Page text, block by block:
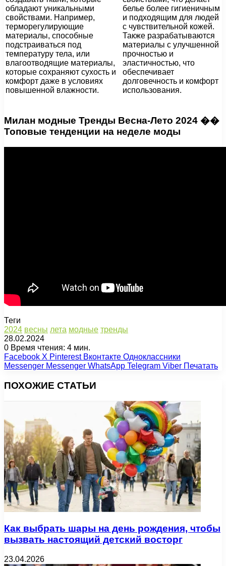
обладают уникальными
свойствами. Например,
терморегулирующие
материалы, способные
подстраиваться под
температуру тела, или
влагоотводящие материалы,
которые сохраняют сухость и
комфорт даже в условиях
повышенной влажности.
белье более гигиеничным
и подходящим для людей
с чувствительной кожей.
Также разрабатываются
материалы с улучшенной
прочностью и
эластичностью, что
обеспечивает
долговечность и комфорт
использования.
Милан модные Тренды Весна-Лето 2024 ��
Топовые тенденции на неделе моды
Теги
2024 весны лета модные тренды
28.02.2024
0 Время чтения: 4 мин.
Facebook X Pinterest Вконтакте Одноклассники
Messenger Messenger WhatsApp Telegram Viber Печатать
ПОХОЖИЕ СТАТЬИ
Как выбрать шары на день рождения, чтобы
вызвать настоящий детский восторг
23.04.2026